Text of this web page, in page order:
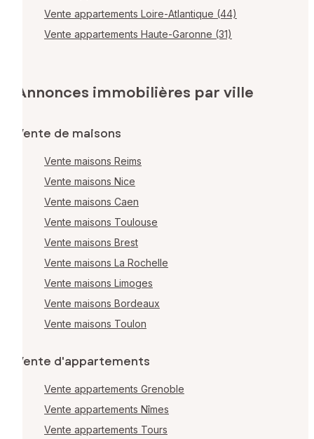
Vente appartements Loire-Atlantique (44)
Vente appartements Haute-Garonne (31)
Annonces immobilières par ville
Vente de maisons
Vente maisons Reims
Vente maisons Nice
Vente maisons Caen
Vente maisons Toulouse
Vente maisons Brest
Vente maisons La Rochelle
Vente maisons Limoges
Vente maisons Bordeaux
Vente maisons Toulon
Vente d'appartements
Vente appartements Grenoble
Vente appartements Nîmes
Vente appartements Tours